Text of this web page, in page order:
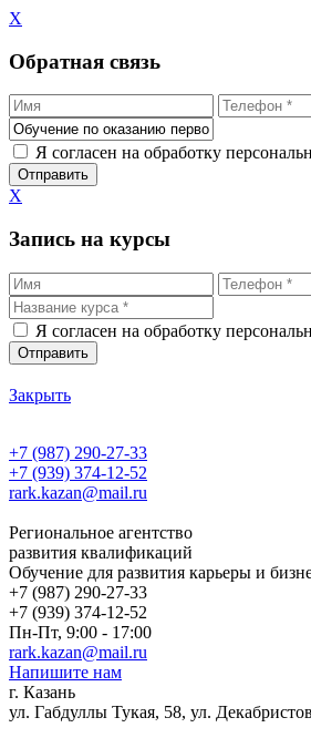
X
Обратная связь
Я согласен на обработку
X
Запись на курсы
Я согласен на обработку
Закрыть
+7 (987) 290-27-33
+7 (939) 374-12-52
rark.kazan@mail.ru
Региональное агентство
развития квалификаций
Обучение для развития карьеры и
+7 (987) 290-27-33
+7 (939) 374-12-52
Пн-Пт, 9:00 - 17:00
rark.kazan@mail.ru
Напишите нам
г. Казань
ул. Габдуллы Тукая, 58, ул.